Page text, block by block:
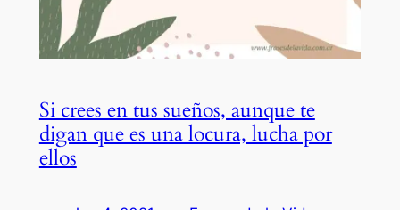
Si crees en tus sueños, aunque te
digan que es una locura, lucha por
ellos